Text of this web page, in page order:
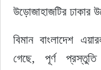
উড়োজাহাজটির ঢাকার
বিমান বাংলাদেশ
গেছে, পূর্ণ